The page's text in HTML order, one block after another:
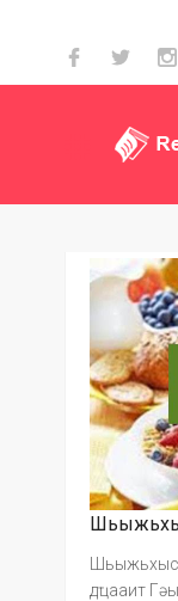
дҵааит